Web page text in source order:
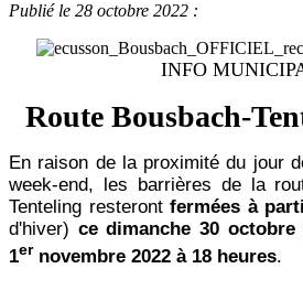
Publié le 28 octobre 2022 :
INFO
Route Bousbach-
En raison de la proximité du jour
week-end, les barrières de la
Tenteling resteront fermées à
d'hiver) ce dimanche 30
1ernovembre 2022 à 18 heures.